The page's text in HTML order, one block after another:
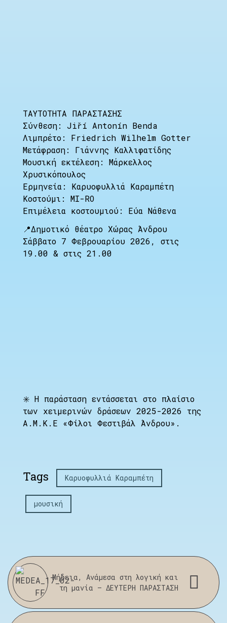
ΤΑΥΤΟΤΗΤΑ ΠΑΡΑΣΤΑΣΗΣ
Σύνθεση: Jiří Antonín Benda
Λιμπρέτο: Friedrich Wilhelm Gotter
Μετάφραση: Γιάννης Καλλιφατίδης
Μουσική εκτέλεση: Μάρκελλος
Χρυσικόπουλος
Ερμηνεία: Καρυοφυλλιά Καραμπέτη
Κοστούμι: MI-RO
Επιμέλεια κοστουμιού: Εύα Νάθενα
📍Δημοτικό θέατρο Χώρας Άνδρου
Σάββατο 7 Φεβρουαρίου 2026, στις
19.00 & στις 21.00
✳️ Η παράσταση εντάσσεται στο πλαίσιο
των χειμερινών δράσεων 2025-2026 της
Α.Μ.Κ.Ε «Φίλοι Φεστιβάλ Άνδρου».
Tags Καρυοφυλλιά Καραμπέτη
μουσική
Μήδεια, Ανάμεσα στη λογική και
τη μανία – ΔΕΥΤΕΡΗ ΠΑΡΑΣΤΑΣΗ